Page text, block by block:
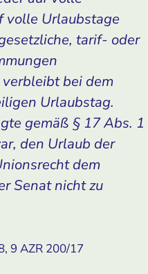
volle Urlaubstage
tarif- oder
bei dem
Urlaubstag.
gemäß § 17 Abs. 1
den Urlaub der
dem
Senat nicht zu
9 AZR 200/17